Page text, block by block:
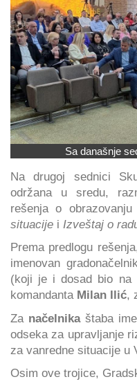
Sa današnje
Na drugoj sednici
održana u sredu,
rešenja o obrazovanju
situacije i Izveštaj o
Prema predlogu
imenovan
(koji je i dosad bio na
komandanta Milan Ilić,
Za načelnikaštaba
odseka za upravljanje
za vanredne situacije u
Osim ove trojice,